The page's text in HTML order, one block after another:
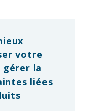
votre
gérer la
liées